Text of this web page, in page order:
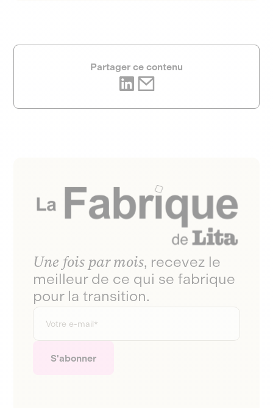
Partager ce contenu
Une fois par mois, recevez le
meilleur de ce qui se fabrique
pour la transition.